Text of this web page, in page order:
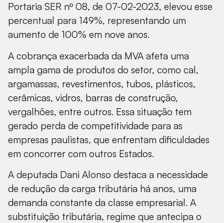
Portaria SER nº 08, de 07-02-2023, elevou esse
percentual para 149%, representando um
aumento de 100% em nove anos.
A cobrança exacerbada da MVA afeta uma
ampla gama de produtos do setor, como cal,
argamassas, revestimentos, tubos, plásticos,
cerâmicas, vidros, barras de construção,
vergalhões, entre outros. Essa situação tem
gerado perda de competitividade para as
empresas paulistas, que enfrentam dificuldades
em concorrer com outros Estados.
A deputada Dani Alonso destaca a necessidade
de redução da carga tributária há anos, uma
demanda constante da classe empresarial. A
substituição tributária, regime que antecipa o